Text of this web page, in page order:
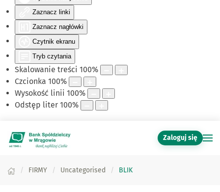
Zaznacz linki
Zaznacz nagłówki
Czytnik ekranu
Tryb czytania
Skalowanie treści 100%
Czcionka 100%
Wysokość linii 100%
Odstęp liter 100%
Zaloguj się
FIRMY Uncategorised BLIK